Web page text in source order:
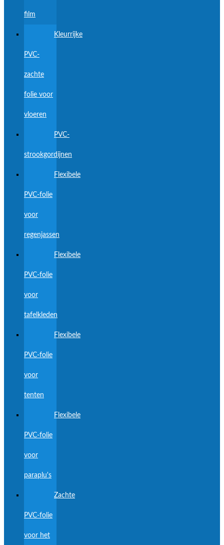
film
Kleurrijke
PVC-
zachte
folie voor
vloeren
PVC-
strookgordijnen
Flexibele
PVC-folie
voor
regenjassen
Flexibele
PVC-folie
voor
tafelkleden
Flexibele
PVC-folie
voor
tenten
Flexibele
PVC-folie
voor
paraplu's
Zachte
PVC-folie
voor het